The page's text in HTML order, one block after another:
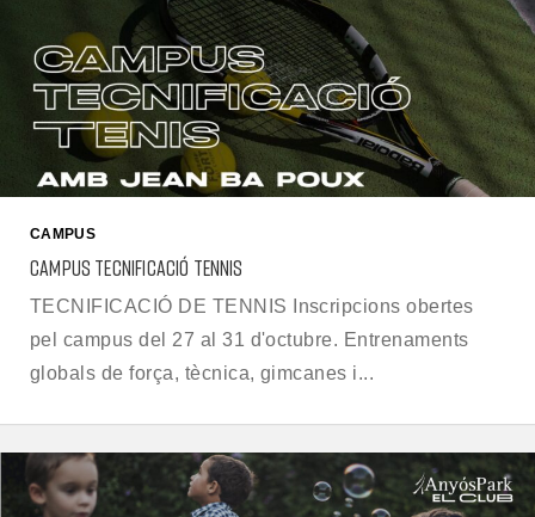
CAMPUS
CAMPUS TECNIFICACIÓ TENNIS
TECNIFICACIÓ DE TENNIS Inscripcions obertes
pel campus del 27 al 31 d'octubre. Entrenaments
globals de força, tècnica, gimcanes i...